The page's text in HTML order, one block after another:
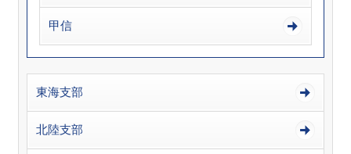
甲信
東海支部
北陸支部